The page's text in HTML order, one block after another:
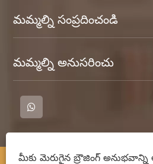
మమ్మల్ని సంప్రదించండి
మమ్మల్ని అనుసరించు
మీకు మెరుగైన బ్రౌజింగ్